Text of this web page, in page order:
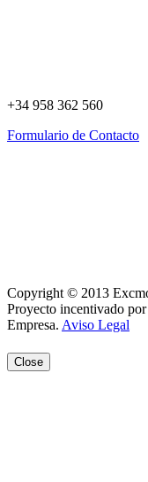
+34 958 362 560
Formulario de Contacto
Copyright © 2013
Proyecto incentivado
Empresa. Aviso Legal
Close